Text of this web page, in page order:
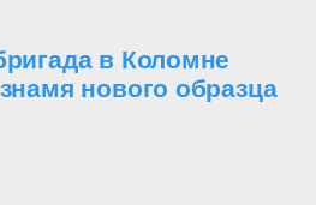
в Коломне
нового образца